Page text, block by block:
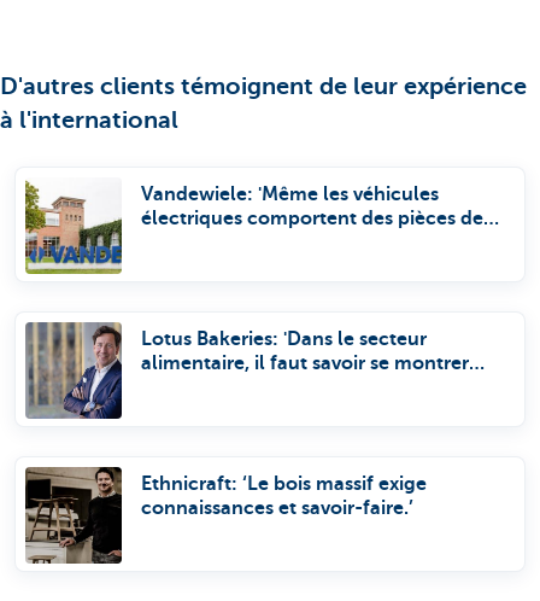
D'autres clients témoignent de leur expérience
à l'international
Vandewiele: 'Même les véhicules
électriques comportent des pièces de
Lotus Bakeries: 'Dans le secteur
alimentaire, il faut savoir se montrer
Ethnicraft: ‘Le bois massif exige
connaissances et savoir-faire.’